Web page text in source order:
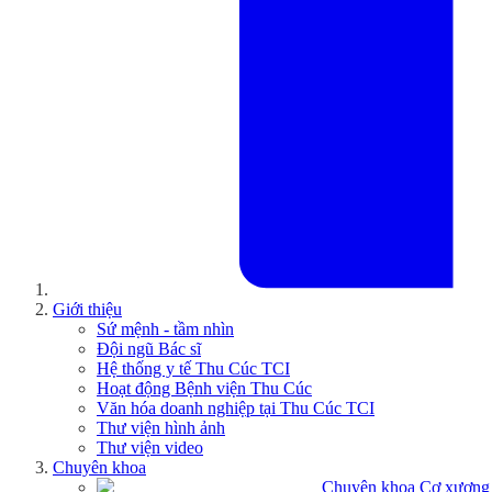
Giới thiệu
Sứ mệnh - tầm nhìn
Đội ngũ Bác sĩ
Hệ thống y tế Thu Cúc TCI
Hoạt động Bệnh viện Thu Cúc
Văn hóa doanh nghiệp tại Thu Cúc TCI
Thư viện hình ảnh
Thư viện video
Chuyên khoa
Chuyên khoa Cơ